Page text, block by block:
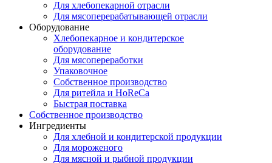
Для хлебопекарной отрасли
Для мясоперерабатывающей отрасли
Оборудование
Хлебопекарное и кондитерское
оборудование
Для мясопереработки
Упаковочное
Собственное производство
Для ритейла и HoReCa
Быстрая поставка
Собственное производство
Ингредиенты
Для хлебной и кондитерской продукции
Для мороженого
Для мясной и рыбной продукции